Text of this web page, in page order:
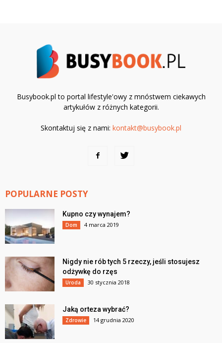
Busybook.pl to portal lifestyle'owy z mnóstwem ciekawych
artykułów z różnych kategorii.
Skontaktuj się z nami: kontakt@busybook.pl
POPULARNE POSTY
Kupno czy wynajem?
Dom 4 marca 2019
Nigdy nie rób tych 5 rzeczy, jeśli stosujesz
odżywkę do rzęs
Uroda 30 stycznia 2018
Jaką orteza wybrać?
Zdrowie 14 grudnia 2020